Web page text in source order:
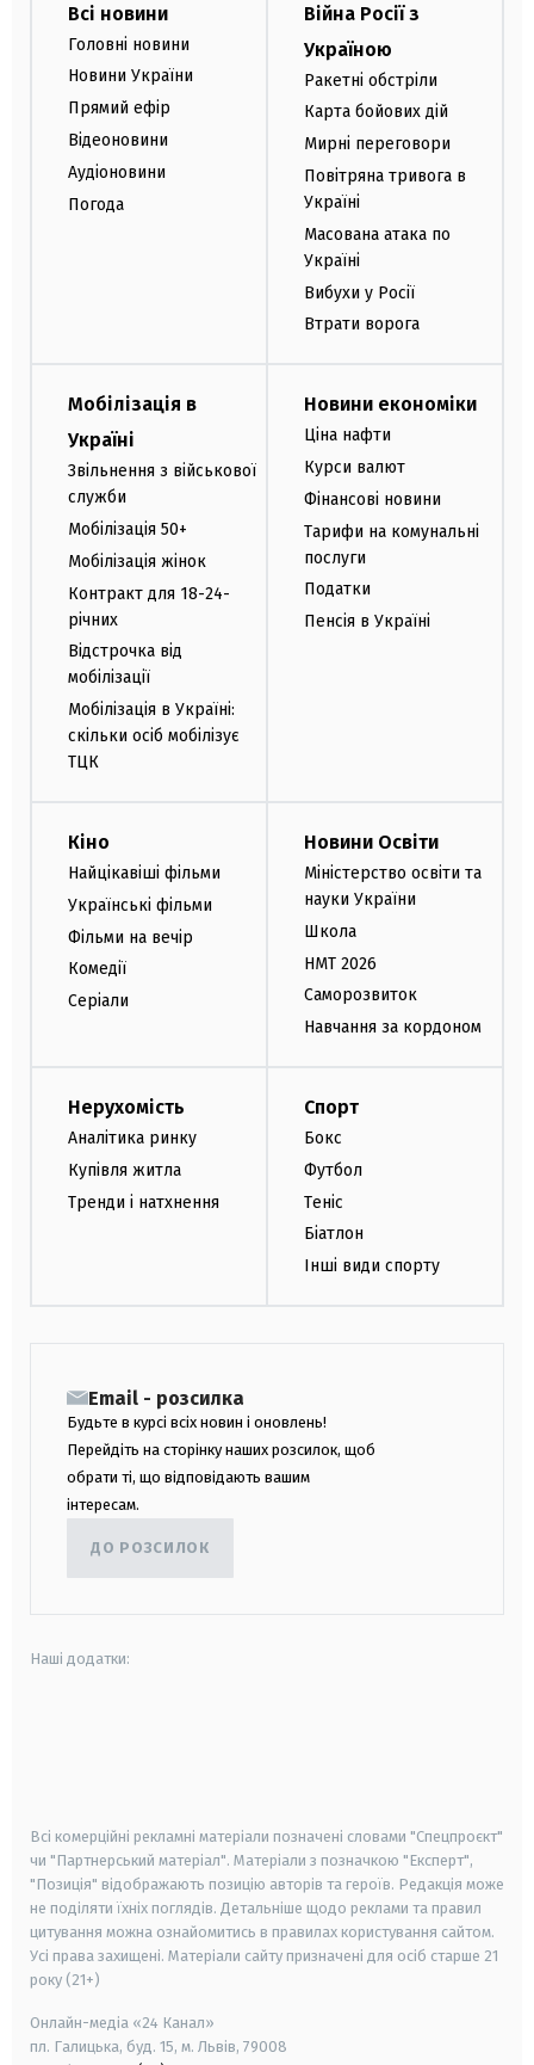
Всі новини
Головні новини
Новини України
Прямий ефір
Відеоновини
Аудіоновини
Погода
Війна Росії з
Україною
Ракетні обстріли
Карта бойових дій
Мирні переговори
Повітряна тривога в
Україні
Масована атака по
Україні
Вибухи у Росії
Втрати ворога
Мобілізація в
Україні
Звільнення з військової
служби
Мобілізація 50+
Мобілізація жінок
Контракт для 18-24-
річних
Відстрочка від
мобілізації
Мобілізація в Україні:
скільки осіб мобілізує
ТЦК
Новини економіки
Ціна нафти
Курси валют
Фінансові новини
Тарифи на комунальні
послуги
Податки
Пенсія в Україні
Кіно
Найцікавіші фільми
Українські фільми
Фільми на вечір
Комедії
Серіали
Новини Освіти
Міністерство освіти та
науки України
Школа
НМТ 2026
Саморозвиток
Навчання за кордоном
Нерухомість
Аналітика ринку
Купівля житла
Тренди і натхнення
Спорт
Бокс
Футбол
Теніс
Біатлон
Інші види спорту
Email - розсилка
Будьте в курсі всіх новин і оновлень!
Перейдіть на сторінку наших розсилок, щоб
обрати ті, що відповідають вашим
інтересам.
ДО РОЗСИЛОК
Наші додатки:
Всі комерційні рекламні матеріали позначені словами "Спецпроєкт"
чи "Партнерський матеріал". Матеріали з позначкою "Експерт",
"Позиція" відображають позицію авторів та героїв. Редакція може
не поділяти їхніх поглядів. Детальніше щодо реклами та правил
цитування можна ознайомитись в правилах користування сайтом.
Усі права захищені. Матеріали сайту призначені для осіб старше 21
року (21+)
Онлайн-медіа «24 Канал»
пл. Галицька, буд. 15, м. Львів, 79008